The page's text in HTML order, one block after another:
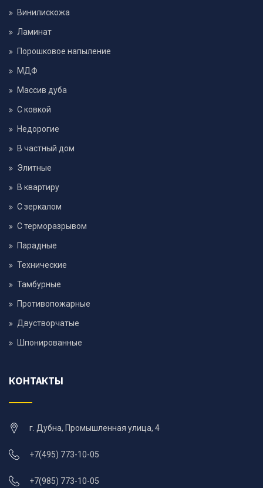
Винилискожа
Ламинат
Порошковое напыление
МДФ
Массив дуба
С ковкой
Недорогие
В частный дом
Элитные
В квартиру
С зеркалом
С терморазрывом
Парадные
Технические
Тамбурные
Противопожарные
Двустворчатые
Шпонированные
КОНТАКТЫ
г. Дубна, Промышленная улица, 4
+7(495) 773-10-05
+7(985) 773-10-05